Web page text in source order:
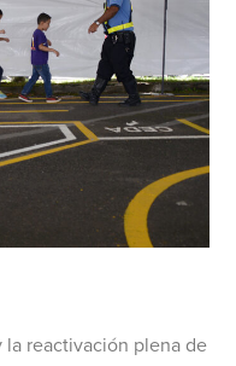
la reactivación plena de